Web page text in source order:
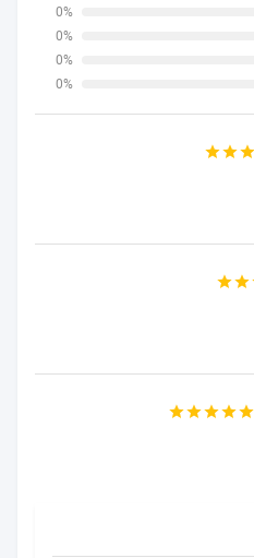
0%
0%
0%
0%